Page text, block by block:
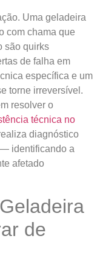
Uma geladeira
com chama que
são quirks
de falha em
específica e um
torne irreversível.
resolver o
técnica no
diagnóstico
identificando a
afetado
de